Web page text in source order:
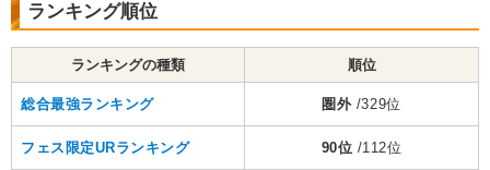
ランキング順位
ランキングの種類 順位
総合最強ランキング 圏外 /329位
フェス限定URランキング 90位 /112位